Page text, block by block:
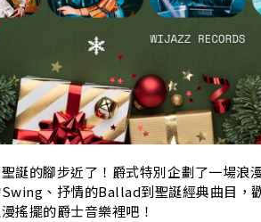
誕的腳步近了！爵式特別企劃了一場浪
、抒情的Ballad到聖誕經典曲目，
搖擺的爵士音樂裡吧！